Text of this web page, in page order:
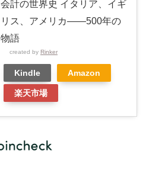
会計の世界史 イタリア、イギ
リス、アメリカ――500年の
物語
created by Rinker
Kindle Amazon
楽天市場